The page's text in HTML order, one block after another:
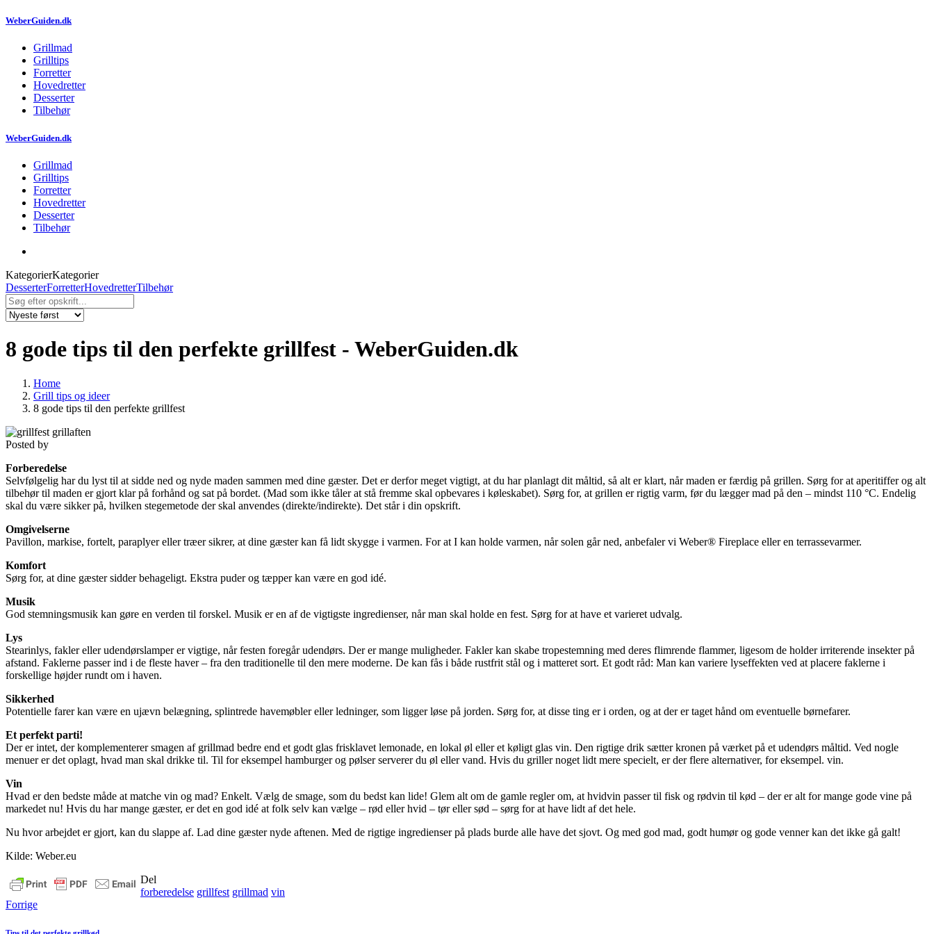
WeberGuiden.dk
Grillmad
Grilltips
Forretter
Hovedretter
Desserter
Tilbehør
WeberGuiden.dk
Grillmad
Grilltips
Forretter
Hovedretter
Desserter
Tilbehør
KategorierKategorier
DesserterForretterHovedretterTilbehør
8 gode tips til den perfekte grillfest - WeberGuiden.dk
Home
Grill tips og ideer
8 gode tips til den perfekte grillfest
Posted by
Forberedelse
Selvfølgelig har du lyst til at sidde ned og nyde maden sammen med dine gæster. Det er derfor meget vigtigt, at du har planlagt dit måltid, så alt er klart, når maden er færdig på grillen. Sørg for at aperitiffer og alt
tilbehør til maden er gjort klar på forhånd og sat på bordet. (Mad som ikke tåler at stå fremme skal opbevares i køleskabet). Sørg for, at grillen er rigtig varm, før du lægger mad på den – mindst 110 °C. Endelig
skal du være sikker på, hvilken stegemetode der skal anvendes (direkte/indirekte). Det står i din opskrift.
Omgivelserne
Pavillon, markise, fortelt, paraplyer eller træer sikrer, at dine gæster kan få lidt skygge i varmen. For at I kan holde varmen, når solen går ned, anbefaler vi Weber® Fireplace eller en terrassevarmer.
Komfort
Sørg for, at dine gæster sidder behageligt. Ekstra puder og tæpper kan være en god idé.
Musik
God stemningsmusik kan gøre en verden til forskel. Musik er en af de vigtigste ingredienser, når man skal holde en fest. Sørg for at have et varieret udvalg.
Lys
Stearinlys, fakler eller udendørslamper er vigtige, når festen foregår udendørs. Der er mange muligheder. Fakler kan skabe tropestemning med deres flimrende flammer, ligesom de holder irriterende insekter på
afstand. Faklerne passer ind i de fleste haver – fra den traditionelle til den mere moderne. De kan fås i både rustfrit stål og i matteret sort. Et godt råd: Man kan variere lyseffekten ved at placere faklerne i
forskellige højder rundt om i haven.
Sikkerhed
Potentielle farer kan være en ujævn belægning, splintrede havemøbler eller ledninger, som ligger løse på jorden. Sørg for, at disse ting er i orden, og at der er taget hånd om eventuelle børnefarer.
Et perfekt parti!
Der er intet, der komplementerer smagen af grillmad bedre end et godt glas frisklavet lemonade, en lokal øl eller et køligt glas vin. Den rigtige drik sætter kronen på værket på et udendørs måltid. Ved nogle
menuer er det oplagt, hvad man skal drikke til. Til for eksempel hamburger og pølser serverer du øl eller vand. Hvis du griller noget lidt mere specielt, er der flere alternativer, for eksempel. vin.
Vin
Hvad er den bedste måde at matche vin og mad? Enkelt. Vælg de smage, som du bedst kan lide! Glem alt om de gamle regler om, at hvidvin passer til fisk og rødvin til kød – der er alt for mange gode vine på
markedet nu! Hvis du har mange gæster, er det en god idé at folk selv kan vælge – rød eller hvid – tør eller sød – sørg for at have lidt af det hele.
Nu hvor arbejdet er gjort, kan du slappe af. Lad dine gæster nyde aftenen. Med de rigtige ingredienser på plads burde alle have det sjovt. Og med god mad, godt humør og gode venner kan det ikke gå galt!
Kilde: Weber.eu
Del
forberedelse grillfest grillmad vin
Forrige
Tips til det perfekte grillkød